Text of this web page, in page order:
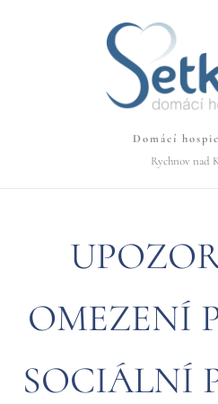
Domácí
Rychnov nad
OMEZENÍ
SOCIÁLNÍ